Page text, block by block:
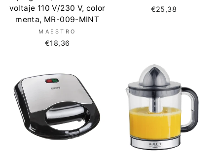
voltaje 110 V/230 V, color
menta, MR-009-MINT
MAESTRO
€18,36
€25,38